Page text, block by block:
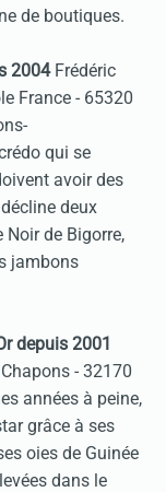
de boutiques.
2004Frédéric
France - 65320
qui se
avoir des
deux
de Bigorre,
jambons
depuis 2001
- 32170
années à peine,
grâce à ses
oies de Guinée
dans le